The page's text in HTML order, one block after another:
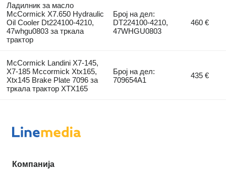
Ладилник за масло
McCormick X7.650 Hydraulic
Oil Cooler Dt224100-4210,
47whgu0803 за тркала
трактор
Број на дел:
DT224100-4210,
47WHGU0803
460 €
McCormick Landini X7-145,
X7-185 Mccormick Xtx165,
Xtx145 Brake Plate 7096 за
тркала трактор XTX165
Број на дел:
709654A1
435 €
Компанија